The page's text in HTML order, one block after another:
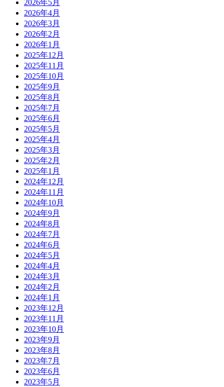
2026年5月
2026年4月
2026年3月
2026年2月
2026年1月
2025年12月
2025年11月
2025年10月
2025年9月
2025年8月
2025年7月
2025年6月
2025年5月
2025年4月
2025年3月
2025年2月
2025年1月
2024年12月
2024年11月
2024年10月
2024年9月
2024年8月
2024年7月
2024年6月
2024年5月
2024年4月
2024年3月
2024年2月
2024年1月
2023年12月
2023年11月
2023年10月
2023年9月
2023年8月
2023年7月
2023年6月
2023年5月